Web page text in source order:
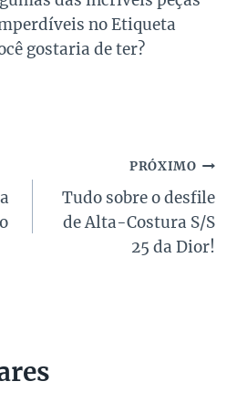
no Etiqueta
gostaria de ter?
PRÓXIMO
Tudo sobre o desfile
de Alta-Costura S/S
25 da Dior!